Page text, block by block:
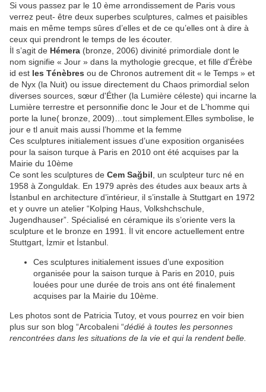
Si vous passez par le 10 ème arrondissement de Paris vous
verrez peut- être deux superbes sculptures, calmes et paisibles
mais en même temps sûres d’elles et de ce qu’elles ont à dire à
ceux qui prendront le temps de les écouter.
İl s’agit de Hémera (bronze, 2006) divinité primordiale dont le
nom signifie « Jour » dans la mythologie grecque, et fille d'Érèbe
id est les Ténèbres ou de Chronos autrement dit « le Temps » et
de Nyx (la Nuit) ou issue directement du Chaos primordial selon
diverses sources, sœur d'Éther (la Lumière céleste) qui incarne la
Lumière terrestre et personnifie donc le Jour et de L'homme qui
porte la lune( bronze, 2009)…tout simplement.Elles symbolise, le
jour e tl anuit mais aussi l’homme et la femme
Ces sculptures initialement issues d’une exposition organisées
pour la saison turque à Paris en 2010 ont été acquises par la
Mairie du 10ème
Ce sont les sculptures de Cem Sağbil , un sculpteur turc né en
1958 à Zonguldak. En 1979 après des études aux beaux arts à
İstanbul en architecture d’intérieur, il s’installe à Stuttgart en 1972
et y ouvre un atelier “Kolping Haus, Volkshchschule,
Jugendhauser”. Spécialisé en céramique ils s’oriente vers la
sculpture et le bronze en 1991. İl vit encore actuellement entre
Stuttgart, İzmir et İstanbul.
Ces sculptures initialement issues d’une exposition
organisée pour la saison turque à Paris en 2010, puis
louées pour une durée de trois ans ont été finalement
acquises par la Mairie du 10ème.
Les photos sont de Patricia Tutoy, et vous pourrez en voir bien
plus sur son blog “Arcobaleni “dédié à toutes les personnes
rencontrées dans les situations de la vie et qui la rendent belle.